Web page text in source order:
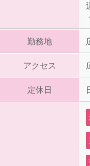
勤務地
アクセス
定休日